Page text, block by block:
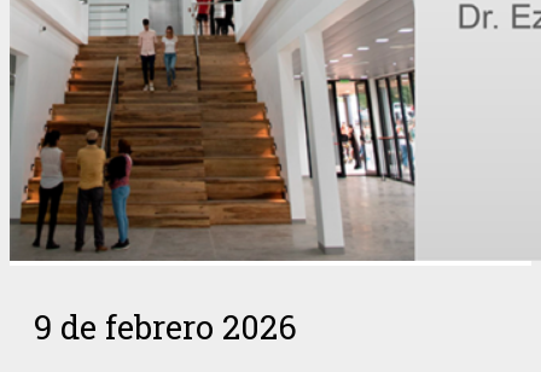
9 de febrero 2026